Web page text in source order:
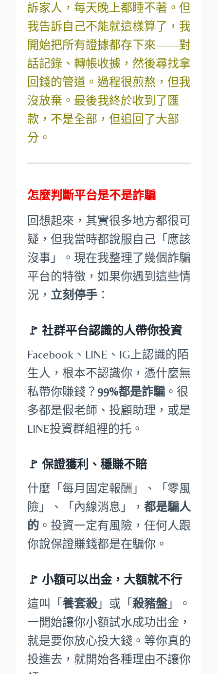
訴家人，每天晚上都睡不著。但
我告訴自己不能就這樣算了，我
開始把所有證據都存下來——對
話記錄、轉帳收據，然後尋找拿
回錢的管道。過程很煎熬，但我
沒放棄。最後我終於收到了匯
款，不是全部，但追回了大部
分。
怎麼判斷平台是不是詐騙
回想起來，其實很多地方都很可
疑，但我當時都說服自己「應該
沒事」。現在我整理了幾個詐騙
平台的特徵，如果你遇到這些情
況， 立刻停手 ：
🚩 社群平台認識的人帶你投資
Facebook、LINE、IG上認識的陌
生人，根本不認識你，憑什麼無
私帶你賺錢？ 99%都是詐騙 。很
多都是假老師、投顧助理，或是
LINE投資群組裡的托。
🚩 保證獲利、穩賺不賠
什麼「每月固定報酬」、「零風
險」、「內線消息」， 都是騙人
的 。投資一定有風險，任何人跟
你說保證賺錢都是在騙你。
🚩 小額可以出金，大額就不行
這叫「 養套殺」或「 殺豬盤 」。
一開始讓你小額試水成功出金，
就是要你放心投大錢。等你真的
投進去，就開始各種理由不讓你